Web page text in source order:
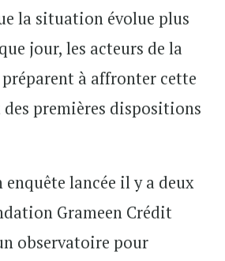
la situation évolue plus
jour, les acteurs de la
à affronter cette
premières dispositions
enquête lancée il y a deux
Grameen Crédit
observatoire pour